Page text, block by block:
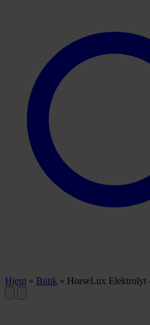
Hjem » Butik » HorseLux Elektrolyt